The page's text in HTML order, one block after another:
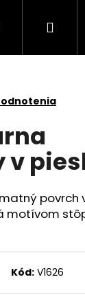
v
povrch
motívom
Kód: V1626